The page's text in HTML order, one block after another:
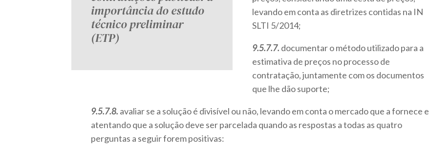
importância do estudo
técnico preliminar
(ETP)
levando em conta as diretrizes contidas na IN
SLTI 5/2014;
9.5.7.7. documentar o método utilizado para a
estimativa de preços no processo de
contratação, juntamente com os documentos
que lhe dão suporte;
9.5.7.8. avaliar se a solução é divisível ou não, levando em conta o mercado que a fornece e
atentando que a solução deve ser parcelada quando as respostas a todas as quatro
perguntas a seguir forem positivas: